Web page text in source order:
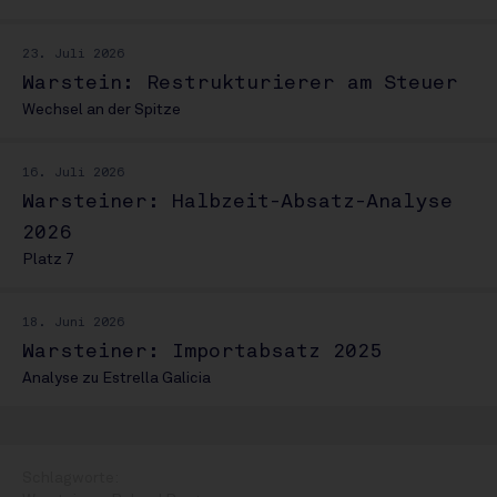
23. Juli 2026
Warstein: Restrukturierer am Steuer
Wechsel an der Spitze
16. Juli 2026
Warsteiner: Halbzeit-Absatz-Analyse
2026
Platz 7
18. Juni 2026
Warsteiner: Importabsatz 2025
Analyse zu Estrella Galicia